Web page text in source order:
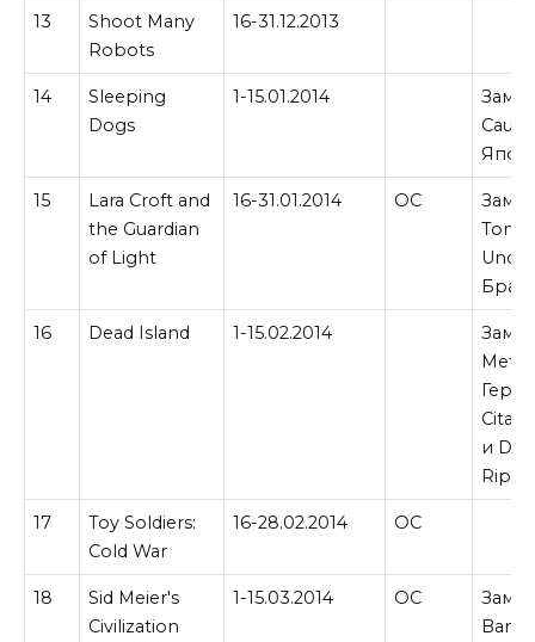
13
Shoot Many
Robots
16-31.12.2013
14
Sleeping
Dogs
1-15.01.2014
15
Lara Croft and
the Guardian
of Light
16-31.01.2014 ОС
16 Dead Island 1-15.02.2014
и
17
Toy Soldiers:
Cold War
16-28.02.2014 ОС
18
Sid Meier's
Civilization
1-15.03.2014 ОС